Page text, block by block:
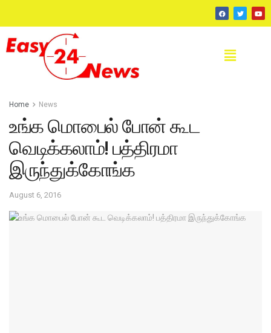
Home News
உங்க மொபைல் போன் கூட
வெடிக்கலாம்! பத்திரமா
இருந்துக்கோங்க
August 6, 2016